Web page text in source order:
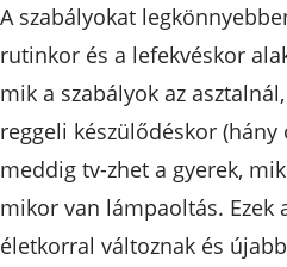
A szabályokat
rutinkor és a lefekvéskor
mik a szabályok az
reggeli készülődéskor
meddig tv-zhet a gyerek,
mikor van lámpaoltás. Ezek
életkorral változnak és